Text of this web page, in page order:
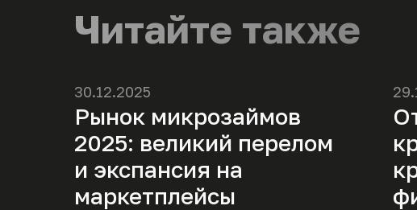
Читайте также
30.12.2025
Рынок микрозаймов
2025: великий перелом
и экспансия на
маркетплейсы